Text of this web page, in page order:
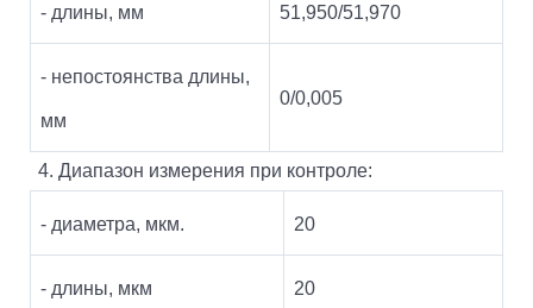
- длины, мм 51,950/51,970
- непостоянства длины,
мм
0/0,005
Диапазон измерения при контроле:
- диаметра, мкм. 20
- длины, мкм 20